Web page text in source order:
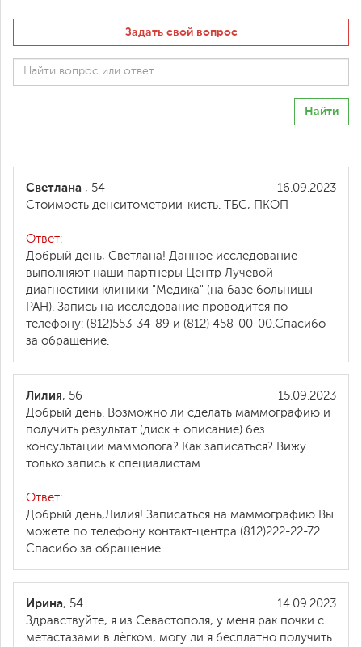
Задать свой вопрос
Найти
16.09.2023
Светлана , 54
Стоимость денситометрии-кисть. ТБС, ПКОП
Ответ:
Добрый день, Светлана! Данное исследование
выполняют наши партнеры Центр Лучевой
диагностики клиники "Медика" (на базе больницы
РАН). Запись на исследование проводится по
телефону: (812)553-34-89 и (812) 458-00-00.Спасибо
за обращение.
15.09.2023
Лилия, 56
Добрый день. Возможно ли сделать маммографию и
получить результат (диск + описание) без
консультации маммолога? Как записаться? Вижу
только запись к специалистам
Ответ:
Добрый день,Лилия! Записаться на маммографию Вы
можете по телефону контакт-центра (812)222-22-72
Спасибо за обращение.
14.09.2023
Ирина, 54
Здравствуйте, я из Севастополя, у меня рак почки с
метастазами в лёгком, могу ли я бесплатно получить